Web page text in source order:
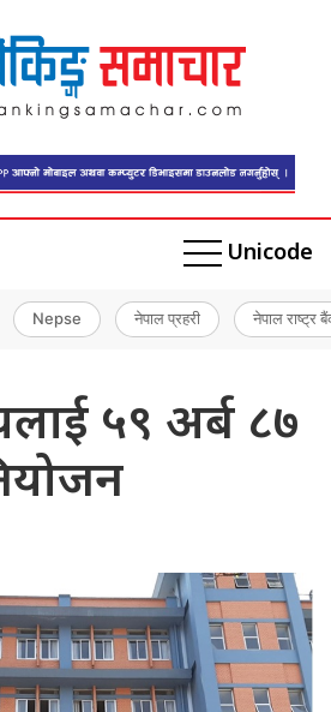
Unicode
Nepse नेपाल प्रहरी नेपाल राष्ट्र
५९ अर्ब ८७